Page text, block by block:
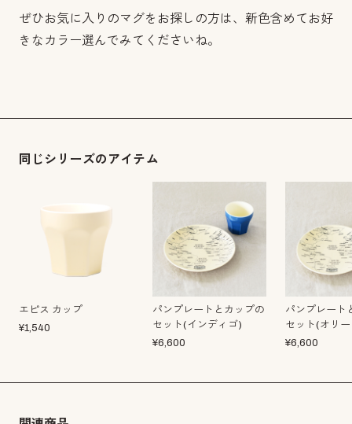
ぜひお気に入りのマグをお探しの方は、新色含めてお好
きなカラー選んでみてくださいね。
同じシリーズのアイテム
エピス カップ
¥1,540
パンプレートとカップの
セット(インディゴ)
¥6,600
パンプレート
セット(オリ
¥6,600